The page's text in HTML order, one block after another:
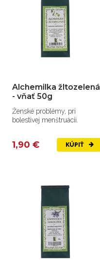
Alchemilka žltozelená
- vňať 50g
Ženské problémy, pri
bolestivej menštruácii.
1,90 € KÚPIŤ